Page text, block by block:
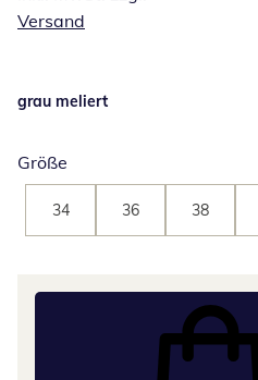
Versand
grau meliert
Größe
34 36 38